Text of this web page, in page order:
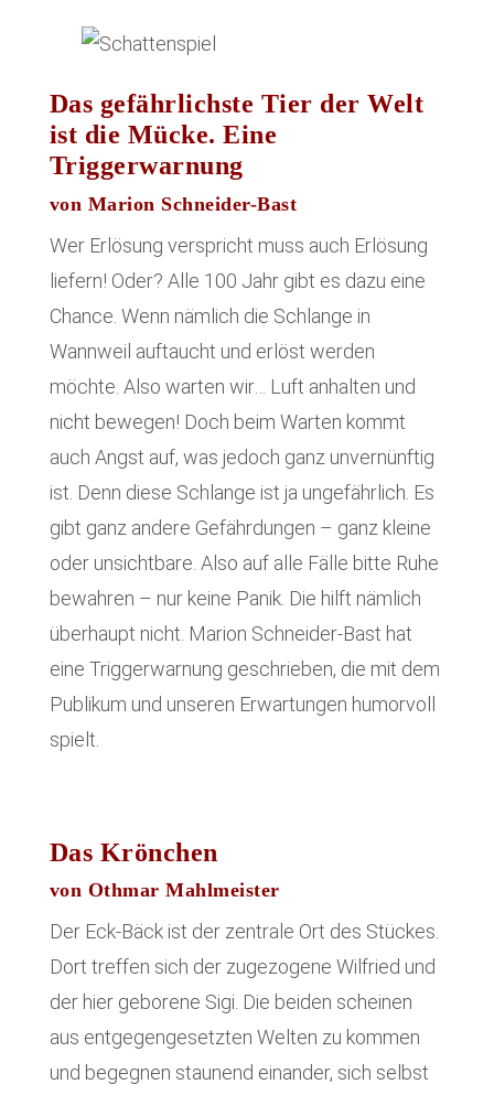
Das gefährlichste Tier der Welt
ist die Mücke.Eine
Triggerwarnung
von Marion Schneider-Bast
Wer Erlösung verspricht muss auch Erlösung
liefern! Oder? Alle 100 Jahr gibt es dazu eine
Chance. Wenn nämlich die Schlange in
Wannweil auftaucht und erlöst werden
möchte. Also warten wir… Luft anhalten und
nicht bewegen! Doch beim Warten kommt
auch Angst auf, was jedoch ganz unvernünftig
ist. Denn diese Schlange ist ja ungefährlich. Es
gibt ganz andere Gefährdungen – ganz kleine
oder unsichtbare. Also auf alle Fälle bitte Ruhe
bewahren – nur keine Panik. Die hilft nämlich
überhaupt nicht. Marion Schneider-Bast hat
eine Triggerwarnung geschrieben, die mit dem
Publikum und unseren Erwartungen humorvoll
spielt.
Das Krönchen
von Othmar Mahlmeister
Der Eck-Bäck ist der zentrale Ort des Stückes.
Dort treffen sich der zugezogene Wilfried und
der hier geborene Sigi. Die beiden scheinen
aus entgegengesetzten Welten zu kommen
und begegnen staunend einander, sich selbst